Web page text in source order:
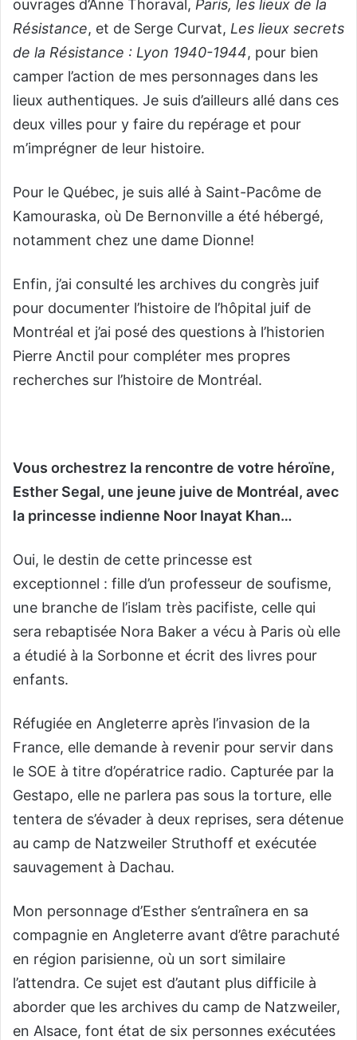
ouvrages d’Anne Thoraval, Paris, les lieux de la
Résistance, et de Serge Curvat, Les lieux secrets
de la Résistance : Lyon 1940-1944, pour bien
camper l’action de mes personnages dans les
lieux authentiques. Je suis d’ailleurs allé dans ces
deux villes pour y faire du repérage et pour
m’imprégner de leur histoire.
Pour le Québec, je suis allé à Saint-Pacôme de
Kamouraska, où De Bernonville a été hébergé,
notamment chez une dame Dionne!
Enfin, j’ai consulté les archives du congrès juif
pour documenter l’histoire de l’hôpital juif de
Montréal et j’ai posé des questions à l’historien
Pierre Anctil pour compléter mes propres
recherches sur l’histoire de Montréal.
Vous orchestrez la rencontre de votre héroïne,
Esther Segal, une jeune juive de Montréal, avec
la princesse indienne Noor Inayat Khan…
Oui, le destin de cette princesse est
exceptionnel : fille d’un professeur de soufisme,
une branche de l’islam très pacifiste, celle qui
sera rebaptisée Nora Baker a vécu à Paris où elle
a étudié à la Sorbonne et écrit des livres pour
enfants.
Réfugiée en Angleterre après l’invasion de la
France, elle demande à revenir pour servir dans
le SOE à titre d’opératrice radio. Capturée par la
Gestapo, elle ne parlera pas sous la torture, elle
tentera de s’évader à deux reprises, sera détenue
au camp de Natzweiler Struthoff et exécutée
sauvagement à Dachau.
Mon personnage d’Esther s’entraînera en sa
compagnie en Angleterre avant d’être parachuté
en région parisienne, où un sort similaire
l’attendra. Ce sujet est d’autant plus difficile à
aborder que les archives du camp de Natzweiler,
en Alsace, font état de six personnes exécutées